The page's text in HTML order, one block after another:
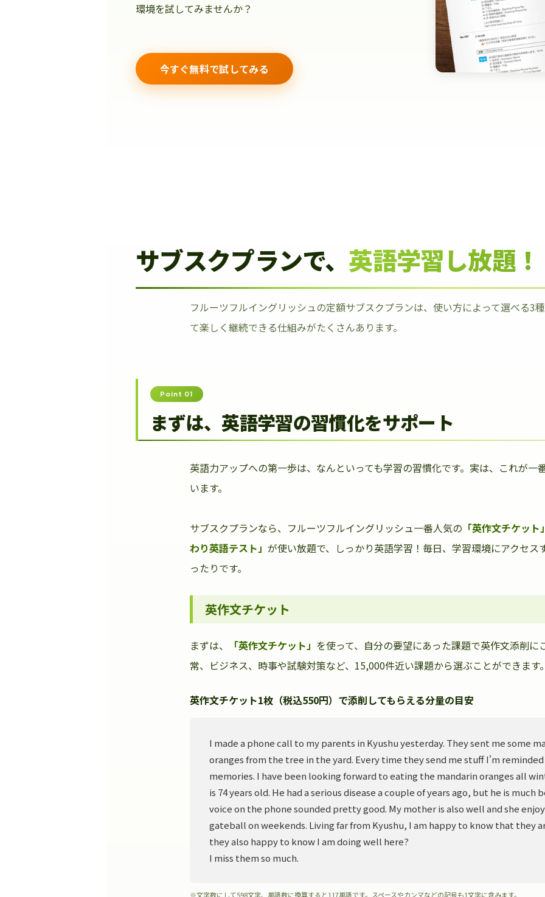
環境を試してみませんか？
今すぐ無料で試してみる
サブスクプランで、 英語学習し放題！
フルーツフルイングリッシュの定額サブスクプランは、使い方によって選べる3
て楽しく継続できる仕組みがたくさんあります。
Point 01
まずは、英語学習の習慣化をサポート
英語力アップへの第一歩は、なんといっても学習の習慣化です。実は、これが一
います。
サブスクプランなら、フルーツフルイングリッシュ一番人気の 「英作文チケット
わり英語テスト」 が使い放題で、しっかり英語学習！毎日、学習環境にアクセス
ったりです。
英作文チケット
まずは、 「英作文チケット」 を使って、自分の要望にあった課題で英作文添削に
常、ビジネス、時事や試験対策など、15,000件近い課題から選ぶことができます
英作文チケット1枚（税込550円）で添削してもらえる分量の目安
I made a phone call to my parents in Kyushu yesterday. They sent me some
oranges from the tree in the yard. Every time they send me stuff I'm
memories. I have been looking forward to eating the mandarin oranges all
is 74 years old. He had a serious disease a couple of years ago, but he is much
voice on the phone sounded pretty good. My mother is also well and she
gateball on weekends. Living far from Kyushu, I am happy to know that they
they also happy to know I am doing well here?
I miss them so much.
※文字数にして598文字、単語数に換算すると117単語です。スペースやカンマなどの記号も1文字に含みます。